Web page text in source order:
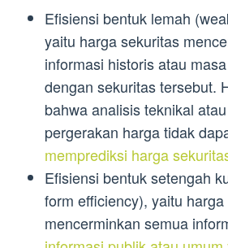
Efisiensi bentuk lemah
yaitu harga sekuritas
informasi historis atau masa
dengan sekuritas tersebut.
bahwa analisis teknikal
pergerakan harga tidak
memprediksi harga
Efisiensi bentuk setengah
form efficiency), yaitu
mencerminkan semua